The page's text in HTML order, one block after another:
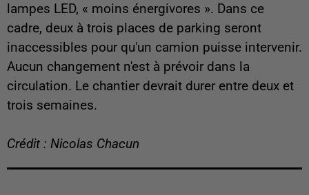
lampes LED, « moins énergivores ». Dans ce
cadre, deux à trois places de parking seront
inaccessibles pour qu'un camion puisse intervenir.
Aucun changement n'est à prévoir dans la
circulation. Le chantier devrait durer entre deux et
trois semaines.
Crédit : Nicolas Chacun